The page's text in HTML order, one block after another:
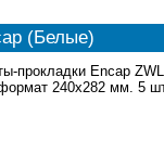
(Белые)
прокладки Encap
240x282 мм. 5